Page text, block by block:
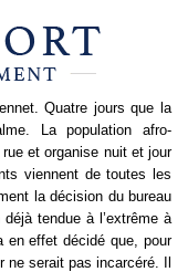
Quatre jours que la
La population afro-
et organise nuit et jour
viennent de toutes les
la décision du bureau
tendue à l’extrême à
en effet décidé que, pour
serait pas incarcéré. Il